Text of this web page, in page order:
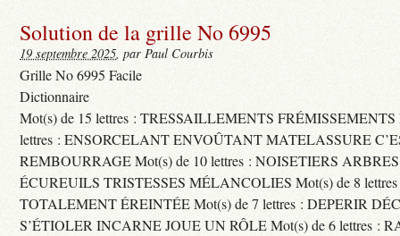
Solution de la grille No 6995
19 septembre 2025, par Paul Courbis
Grille No 6995 Facile
Dictionnaire
Mot(s) de 15 lettres : TRESSAILLEMENTS FRÉMISSEMENTS
lettres : ENSORCELANT ENVOÛTANT MATELASSURE
REMBOURRAGE Mot(s) de 10 lettres : NOISETIERS
ÉCUREUILS TRISTESSES MÉLANCOLIES Mot(s) de 8
TOTALEMENT ÉREINTÉE Mot(s) de 7 lettres : DEPERIR
S’ÉTIOLER INCARNE JOUE UN RÔLE Mot(s) de 6 lettres :